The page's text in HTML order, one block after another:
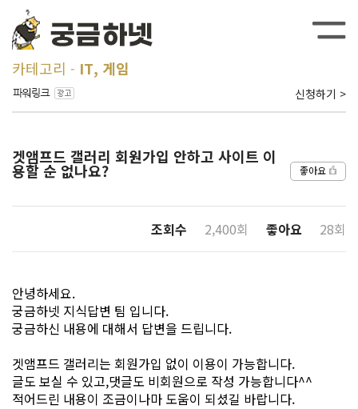
카테고리 IT, 게임
신청하기 >
겟앰프드 갤러리 회원가입 안하고 사이트 이
용할 순 없나요? 좋아요
조회수 2,400회 좋아요 28회
안녕하세요.
궁금하넷 지식답변 팀 입니다.
궁금하신 내용에 대해서 답변을 드립니다.
겟앰프드 갤러리는 회원가입 없이 이용이 가능합니다.
글도 보실 수 있고,댓글도 비회원으로 작성 가능합니다^^
적어드린 내용이 조금이나마 도움이 되셨길 바랍니다.